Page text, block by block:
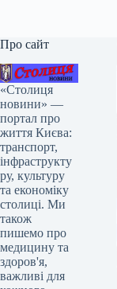
Про сайт
«Столиця
новини» —
портал про
життя Києва:
транспорт,
інфраструкту
ру, культуру
та економіку
столиці. Ми
також
пишемо про
медицину та
здоров'я,
важливі для